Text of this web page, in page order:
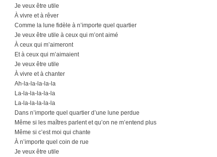
Je veux être utile
À vivre et à rêver
Comme la lune fidèle à n’importe quel quartier
Je veux être utile à ceux qui m’ont aimé
À ceux qui m’aimeront
Et à ceux qui m’aimaient
Je veux être utile
À vivre et à chanter
Ah-la-la-la-la-la
La-la-la-la-la-la
La-la-la-la-la-la
Dans n’importe quel quartier d’une lune perdue
Même si les maîtres parlent et qu’on ne m’entend plus
Même si c’est moi qui chante
À n’importe quel coin de rue
Je veux être utile